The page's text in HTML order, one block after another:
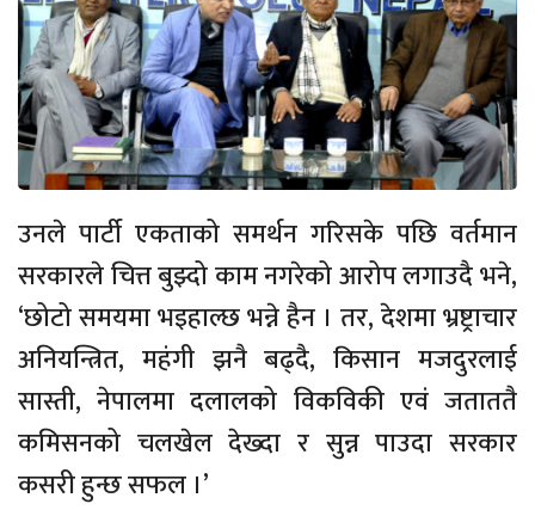
उनले पार्टी एकताको समर्थन गरिसके पछि वर्तमान
सरकारले चित्त बुझ्दो काम नगरेको आरोप लगाउदै भने,
‘छोटो समयमा भइहाल्छ भन्ने हैन । तर, देशमा भ्रष्ट्राचार
अनियन्त्रित, महंगी झनै बढ्दै, किसान मजदुरलाई
सास्ती, नेपालमा दलालको विकविकी एवं जताततै
कमिसनको चलखेल देख्दा र सुन्न पाउदा सरकार
कसरी हुन्छ सफल ।’